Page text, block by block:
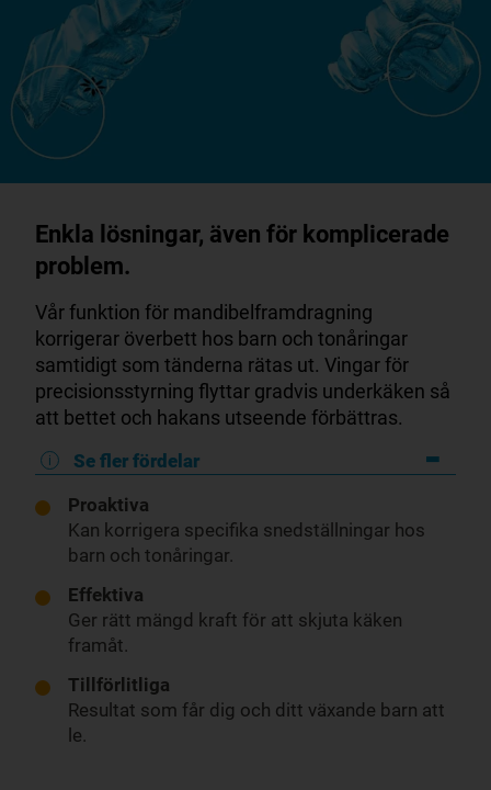
Enkla lösningar, även för komplicerade
problem.
Vår funktion för mandibelframdragning
korrigerar överbett hos barn och tonåringar
samtidigt som tänderna rätas ut. Vingar för
precisionsstyrning flyttar gradvis underkäken så
att bettet och hakans utseende förbättras.
Se fler fördelar
Proaktiva
Kan korrigera specifika snedställningar hos
barn och tonåringar.
Effektiva
Ger rätt mängd kraft för att skjuta käken
framåt.
Tillförlitliga
Resultat som får dig och ditt växande barn att
le.